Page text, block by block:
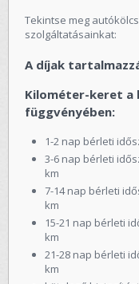
Tekintse meg
szolgáltatásainkat:
A díjak
Kilométer-keret
függvényében:
1-2 nap bérleti
3-6 nap bérleti
km
7-14 nap bérleti
km
15-21 nap bérleti
km
21-28 nap bérleti
km